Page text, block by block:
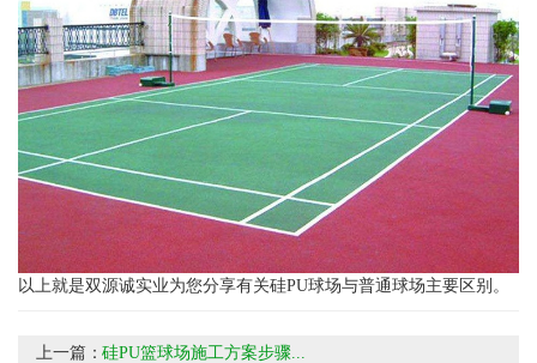
以上就是双源诚实业为您分享有关硅PU球场与普通球场主要区别。
上一篇：硅PU篮球场施工方案步骤...